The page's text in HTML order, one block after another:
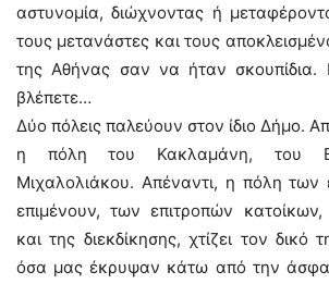
αστυνομία, διώχνοντας ή
τους μετανάστες και τους
της Αθήνας σαν να ήταν σκουπίδια.
βλέπετε…
Δύο πόλεις παλεύουν στον ίδιο Δήμο.
η πόλη του Κακλαμάνη, του
Μιχαλολιάκου. Απέναντι, η πόλη
επιμένουν, των επιτροπών
και της διεκδίκησης, χτίζει τον δικό
όσα μας έκρυψαν κάτω από την